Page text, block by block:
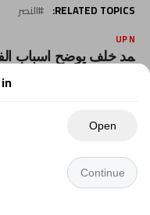
RELATED TOPICS: النصر
UP
خلف يوضح اسباب
دايموند يعزز صفوفه
تعرف
Open
Continue